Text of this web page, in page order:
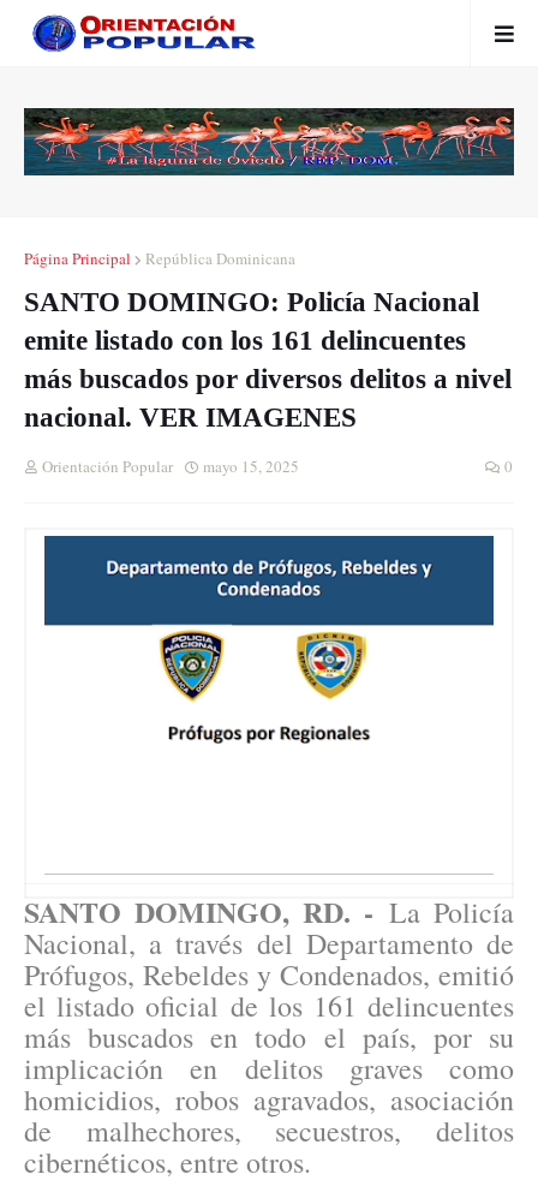
Página Principal República Dominicana
SANTO DOMINGO: Policía Nacional
emite listado con los 161 delincuentes
más buscados por diversos delitos a nivel
nacional. VER IMAGENES
Orientación Popular mayo 15, 2025 0
SANTO DOMINGO, RD. - La Policía
Nacional, a través del Departamento de
Prófugos, Rebeldes y Condenados, emitió
el listado oficial de los 161 delincuentes
más buscados en todo el país, por su
implicación en delitos graves como
homicidios, robos agravados, asociación
de malhechores, secuestros, delitos
cibernéticos, entre otros.